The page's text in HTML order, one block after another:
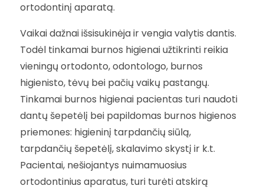
ortodontinį aparatą.
Vaikai dažnai išsisukinėja ir vengia valytis dantis.
Todėl tinkamai burnos higienai užtikrinti reikia
vieningų ortodonto, odontologo, burnos
higienisto, tėvų bei pačių vaikų pastangų.
Tinkamai burnos higienai pacientas turi naudoti
dantų šepetėlį bei papildomas burnos higienos
priemones: higieninį tarpdančių siūlą,
tarpdančių šepetėlį, skalavimo skystį ir k.t.
Pacientai, nešiojantys nuimamuosius
ortodontinius aparatus, turi turėti atskirą